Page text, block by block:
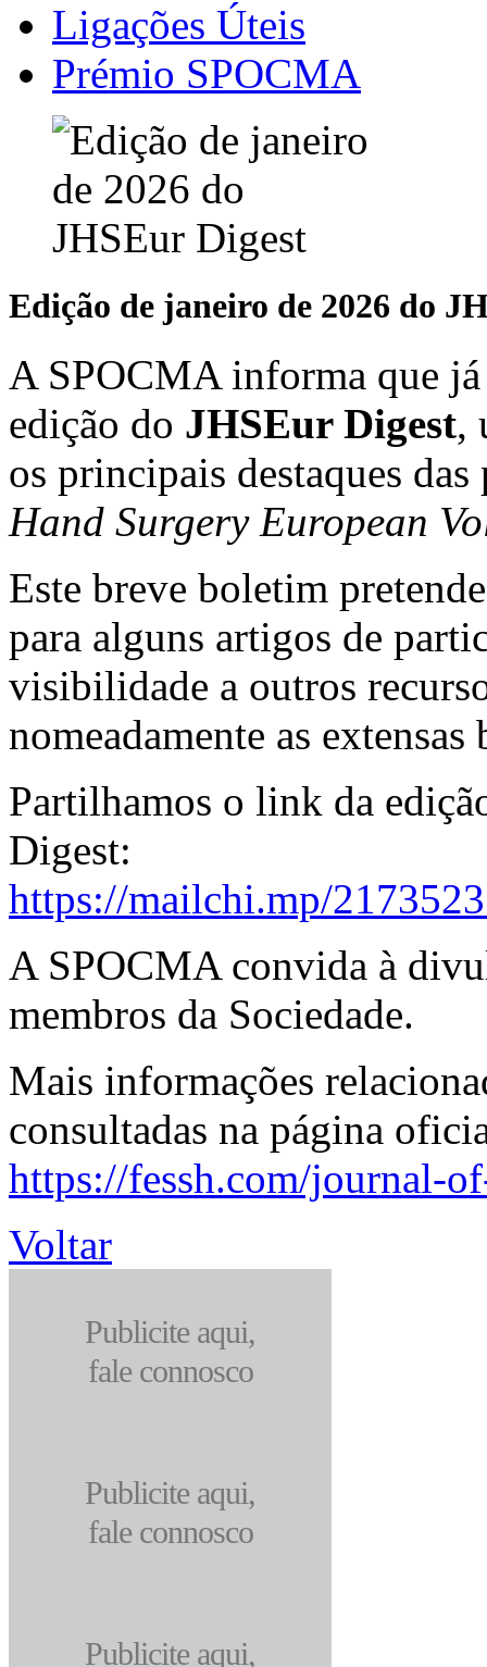
Ligações Úteis
Prémio SPOCMA
Edição de janeiro de 2026 do
A SPOCMA informa que
edição do JHSEur Digest,
os principais destaques
Hand Surgery European
Este breve boletim
para alguns artigos de
visibilidade a outros
nomeadamente as
Partilhamos o link da
Digest:
https://mailchi.mp/
A SPOCMA convida à
membros da Sociedade.
Mais informações
consultadas na página
https://fessh.com/journal-
Voltar
Publicite aqui,
fale connosco
Publicite aqui,
fale connosco
Publicite aqui,